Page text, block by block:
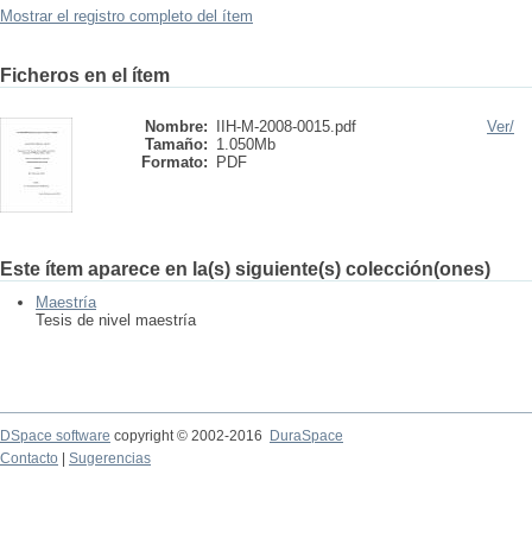
Mostrar el registro completo del ítem
Ficheros en el ítem
Nombre:
IIH-M-2008-0015.pdf
Tamaño: 1.050Mb
Formato:
PDF
Ver/
Este ítem aparece en la(s) siguiente(s) colección(ones)
Maestría
Tesis de nivel maestría
DSpace software copyright © 2002-2016
DuraSpace
Contacto
Sugerencias